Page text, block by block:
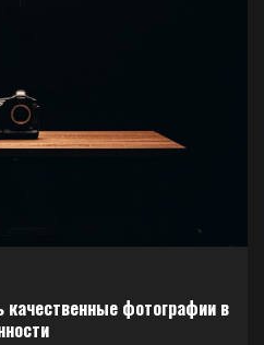
качественные фотографии в